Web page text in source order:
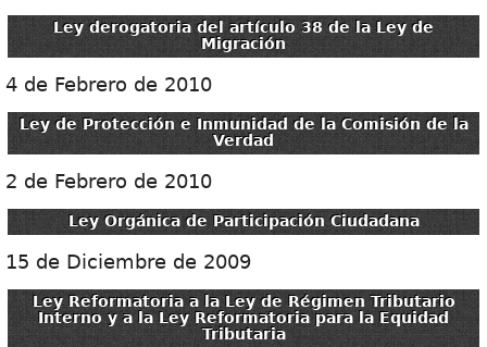
Ley derogatoria del artículo 38 de la Ley de
Migración
4 de Febrero de 2010
Ley de Protección e Inmunidad de la Comisión de la
Verdad
2 de Febrero de 2010
Ley Orgánica de Participación Ciudadana
15 de Diciembre de 2009
Ley Reformatoria a la Ley de Régimen Tributario
Interno y a la Ley Reformatoria para la Equidad
Tributaria